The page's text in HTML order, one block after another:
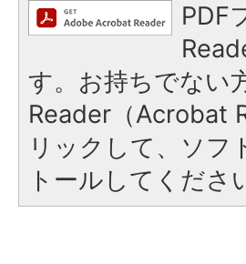
PDF
す。お持ちでない
Reader（Acrobat
リックして、ソフ
トールしてくださ